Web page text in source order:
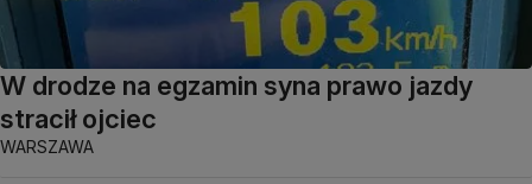
W drodze na egzamin syna prawo jazdy
stracił ojciec
WARSZAWA